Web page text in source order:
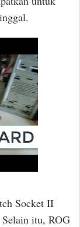
Socket II
itu, ROG